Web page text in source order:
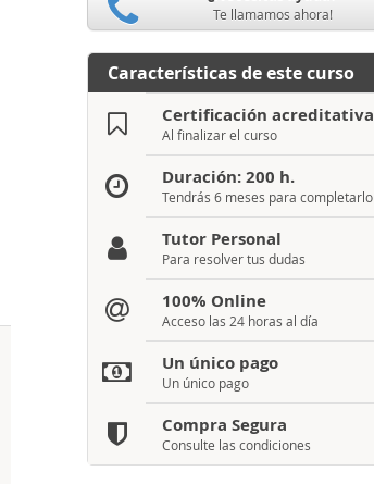
Te llamamos ahora!
Características de este curso
Certificación acreditativa
Al finalizar el curso
Duración: 200 h.
Tendrás 6 meses para completarlo
Tutor Personal
Para resolver tus dudas
100% Online
Acceso las 24 horas al día
Un único pago
Un único pago
Compra Segura
Consulte las condiciones